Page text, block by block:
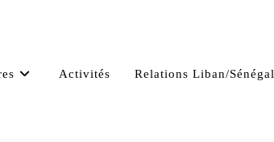
Activités Relations Liban/Sénégal